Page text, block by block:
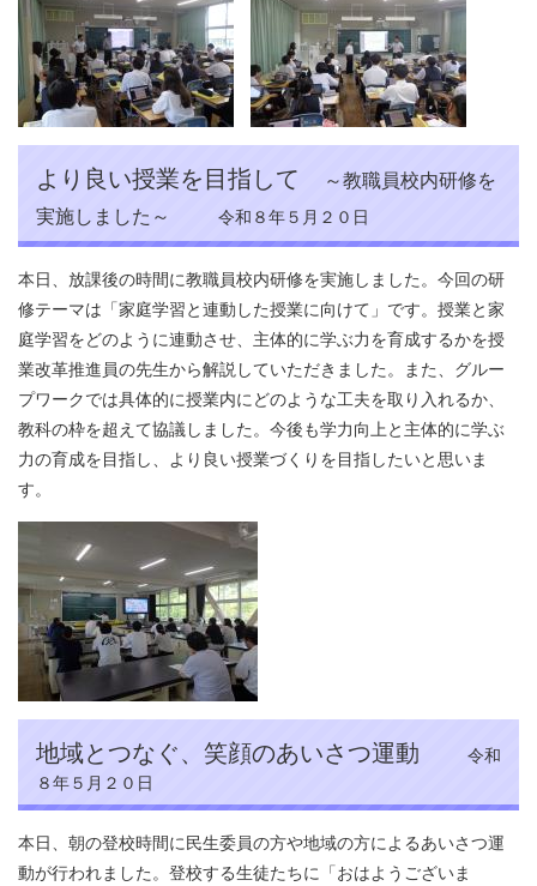
より良い授業を目指して
～教職員校内研修を
実施しました～
令和８年５月２０日
本日、放課後の時間に教職員校内研修を実施しました。今回の研
修テーマは「家庭学習と連動した授業に向けて」です。授業と家
庭学習をどのように連動させ、主体的に学ぶ力を育成するかを授
業改革推進員の先生から解説していただきました。また、グルー
プワークでは具体的に授業内にどのような工夫を取り入れるか、
教科の枠を超えて協議しました。今後も学力向上と主体的に学ぶ
力の育成を目指し、より良い授業づくりを目指したいと思いま
す。
地域とつなぐ、笑顔のあいさつ運動
令和
８年５月２０日
本日、朝の登校時間に民生委員の方や地域の方によるあいさつ運
動が行われました。登校する生徒たちに「おはようございま